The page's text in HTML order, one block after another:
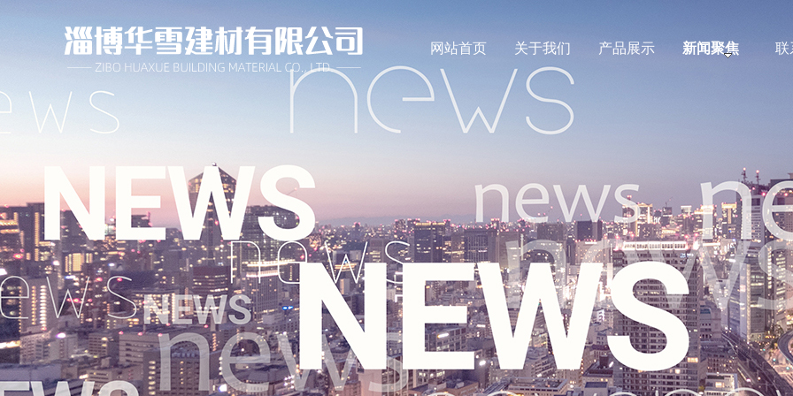
网站首页 关于我们 产品展示 新闻聚焦 联